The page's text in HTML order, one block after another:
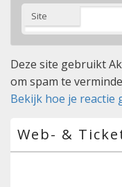
Site
Deze site gebruikt
om spam te
Bekijk hoe je reactie
zijbalk
widget
Web- &